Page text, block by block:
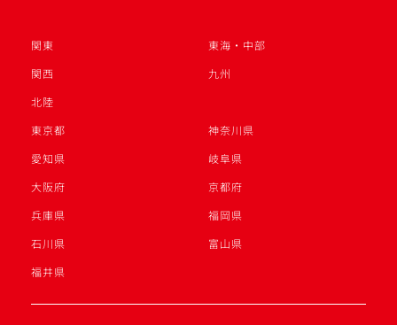
関東
東海・中部
関西
九州
北陸
東京都
神奈川県
愛知県
岐阜県
大阪府
京都府
兵庫県
福岡県
石川県
富山県
福井県